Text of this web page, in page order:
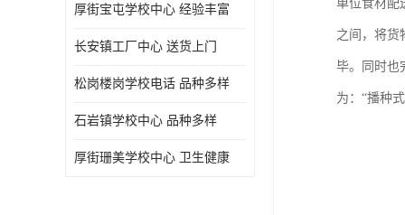
厚街宝屯学校中心 经验丰富
长安镇工厂中心 送货上门
松岗楼岗学校电话 品种多样
石岩镇学校中心 品种多样
厚街珊美学校中心 卫生健康
单位食材配
之间，将货
毕。同时也
为：“播种